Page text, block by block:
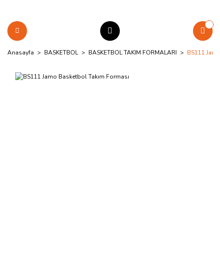
Anasayfa BASKETBOL BASKETBOL TAKIM FORMALARI BS111